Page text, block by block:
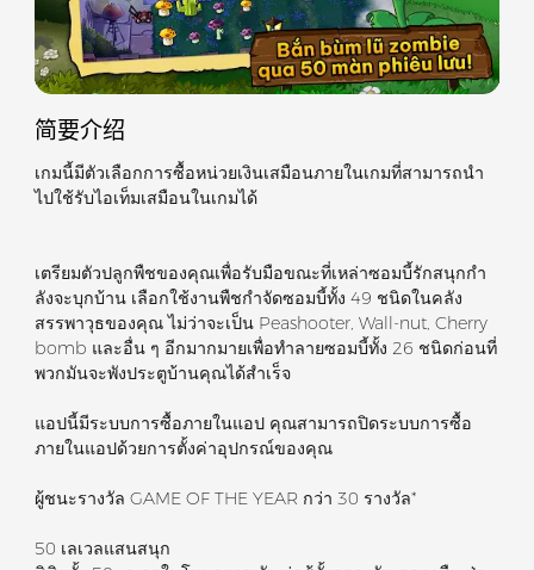
简要介绍
เกมนี้มีตัวเลือกการซื้อหน่วยเงินเสมือนภายในเกมที่สามารถนำ
ไปใช้รับไอเท็มเสมือนในเกมได้
เตรียมตัวปลูกพืชของคุณเพื่อรับมือขณะที่เหล่าซอมบี้รักสนุกกํา
ลังจะบุกบ้าน เลือกใช้งานพืชกําจัดซอมบี้ทั้ง 49 ชนิดในคลัง
สรรพาวุธของคุณ ไม่ว่าจะเป็น Peashooter, Wall-nut, Cherry
bomb และอื่น ๆ อีกมากมายเพื่อทำลายซอมบี้ทั้ง 26 ชนิดก่อนที่
พวกมันจะพังประตูบ้านคุณได้สำเร็จ
แอปนี้มีระบบการซื้อภายในแอป คุณสามารถปิดระบบการซื้อ
ภายในแอปด้วยการตั้งค่าอุปกรณ์ของคุณ
ผู้ชนะรางวัล GAME OF THE YEAR กว่า 30 รางวัล*
50 เลเวลแสนสนุก